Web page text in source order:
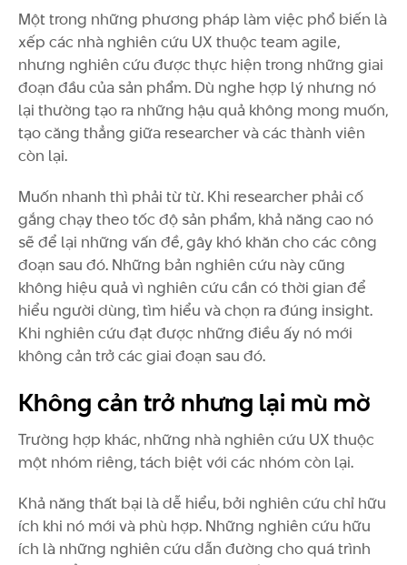
Một trong những phương pháp làm việc phổ biến là
xếp các nhà nghiên cứu UX thuộc team agile,
nhưng nghiên cứu được thực hiện trong những giai
đoạn đầu của sản phẩm. Dù nghe hợp lý nhưng nó
lại thường tạo ra những hậu quả không mong muốn,
tạo căng thẳng giữa researcher và các thành viên
còn lại.
Muốn nhanh thì phải từ từ. Khi researcher phải cố
gắng chạy theo tốc độ sản phẩm, khả năng cao nó
sẽ để lại những vấn đề, gây khó khăn cho các công
đoạn sau đó. Những bản nghiên cứu này cũng
không hiệu quả vì nghiên cứu cần có thời gian để
hiểu người dùng, tìm hiểu và chọn ra đúng insight.
Khi nghiên cứu đạt được những điều ấy nó mới
không cản trở các giai đoạn sau đó.
Không cản trở nhưng lại mù mờ
Trường hợp khác, những nhà nghiên cứu UX thuộc
một nhóm riêng, tách biệt với các nhóm còn lại.
Khả năng thất bại là dễ hiểu, bởi nghiên cứu chỉ hữu
ích khi nó mới và phù hợp. Những nghiên cứu hữu
ích là những nghiên cứu dẫn đường cho quá trình